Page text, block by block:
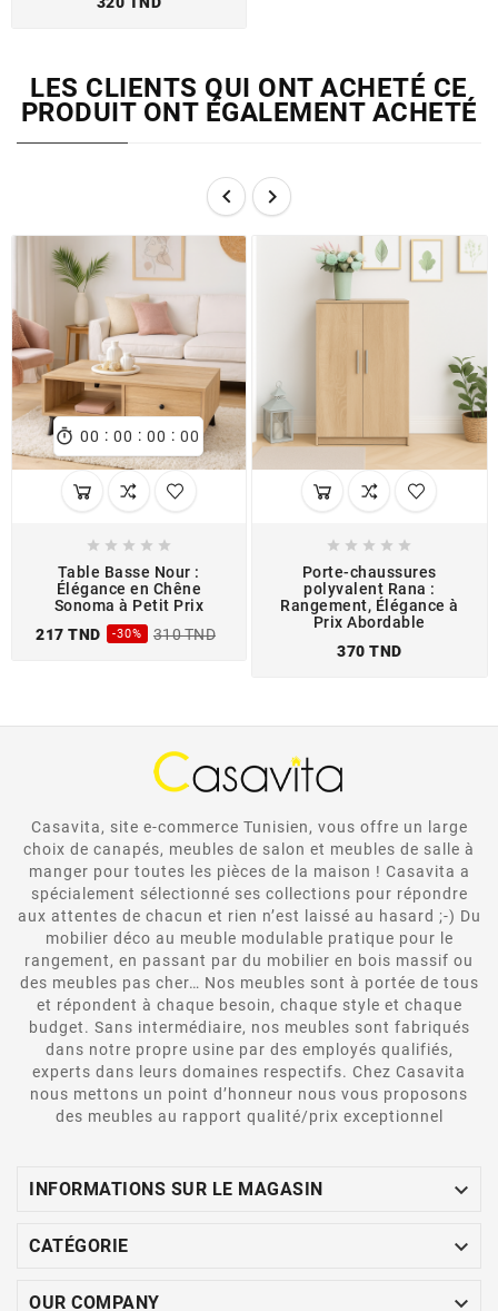
LES CLIENTS QUI ONT ACHETÉ CE
PRODUIT ONT ÉGALEMENT ACHETÉ
 
 00 : 00 : 00 : 00
    
Table Basse Nour :
Élégance en Chêne
Sonoma à Petit Prix
217 TND
-30% 310 TND
    
Porte-chaussures
polyvalent Rana :
Rangement, Élégance à
Prix Abordable
370 TND
Casavita, site e-commerce Tunisien, vous offre un large
choix de canapés, meubles de salon et meubles de salle à
manger pour toutes les pièces de la maison ! Casavita a
spécialement sélectionné ses collections pour répondre
aux attentes de chacun et rien n’est laissé au hasard ;-) Du
mobilier déco au meuble modulable pratique pour le
rangement, en passant par du mobilier en bois massif ou
des meubles pas cher… Nos meubles sont à portée de tous
et répondent à chaque besoin, chaque style et chaque
budget. Sans intermédiaire, nos meubles sont fabriqués
dans notre propre usine par des employés qualifiés,
experts dans leurs domaines respectifs. Chez Casavita
nous mettons un point d’honneur nous vous proposons
des meubles au rapport qualité/prix exceptionnel
INFORMATIONS SUR LE MAGASIN 
CATÉGORIE 
OUR COMPANY 